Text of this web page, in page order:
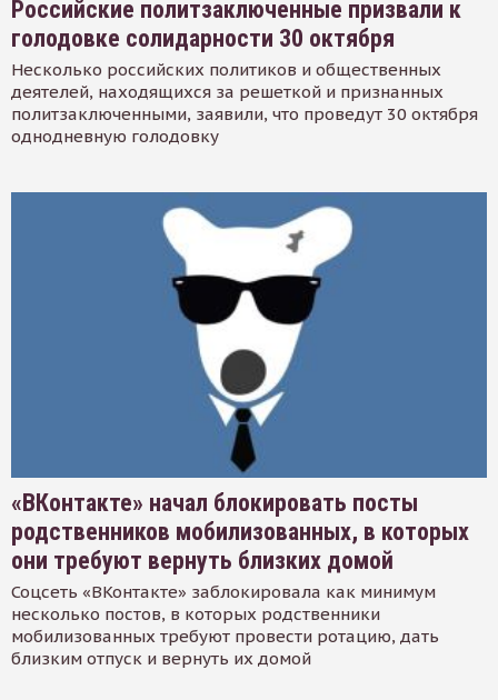
Российские политзаключенные призвали к
голодовке солидарности 30 октября
Несколько российских политиков и общественных
деятелей, находящихся за решеткой и признанных
политзаключенными, заявили, что проведут 30 октября
однодневную голодовку
«ВКонтакте» начал блокировать посты
родственников мобилизованных, в которых
они требуют вернуть близких домой
Соцсеть «ВКонтакте» заблокировала как минимум
несколько постов, в которых родственники
мобилизованных требуют провести ротацию, дать
близким отпуск и вернуть их домой